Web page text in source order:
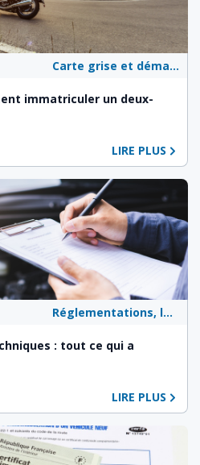
Carte grise et démarches administratives
immatriculer un deux-
LIRE PLUS
Réglementations, lois et politiques publiques
: tout ce qui a
LIRE PLUS